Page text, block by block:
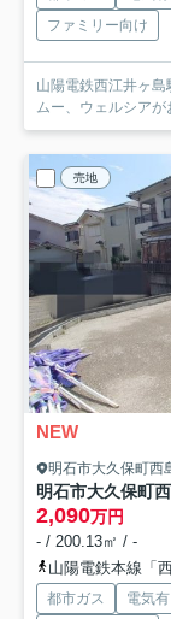
ファミリー向け
山陽電鉄西江井ヶ島
ムー、ウェルシア
売地
NEW
明石市大久保町西
明石市大久保町
2,090万円
- / 200.13㎡ / -
山陽電鉄本線「
都市ガス 電気有